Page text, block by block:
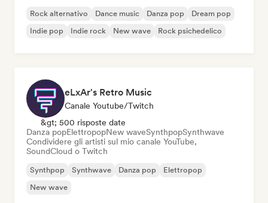
Rock alternativo Dance music Danza pop
Dream pop
Indie pop
Indie rock New wave Rock psichedelico
eLxAr's Retro Music
Canale Youtube/Twitch
&gt; 500 risposte date
Danza popElettropopNew waveSynthpopSynthwave
Condividere gli artisti sul mio canale YouTube,
SoundCloud o Twitch
Synthpop Synthwave Danza pop
Elettropop
New wave